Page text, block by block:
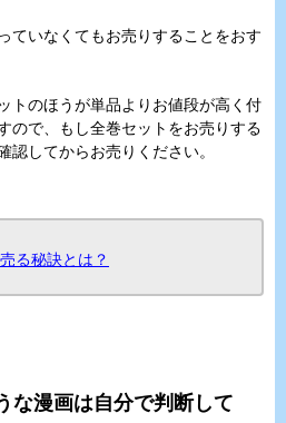
ていなくてもお売りすることをおす
トのほうが単品よりお値段が高く付
ので、もし全巻セットをお売りする
認してからお売りください。
る秘訣とは？
な漫画は自分で判断して